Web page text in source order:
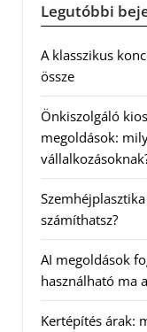
Legutóbbi
A klasszikus
össze
Önkiszolgáló
megoldások:
számíthatsz?
AI megoldások
használható ma
Kertépítés árak: